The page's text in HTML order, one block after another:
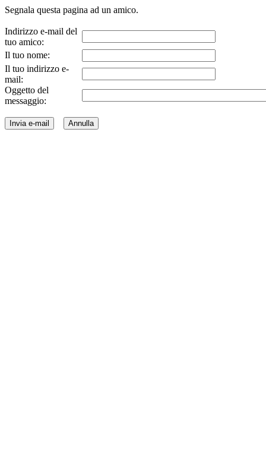
Segnala questa pagina ad un amico.
Indirizzo e-mail del
tuo amico:
Il tuo nome:
Il tuo indirizzo e-
mail:
Oggetto del
messaggio: